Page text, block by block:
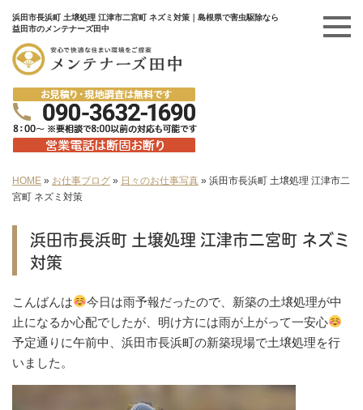
浜田市長浜町 土壌処理 江津市二宮町 ネズミ対策｜島根県で害虫駆除なら
益田市のメンテナーズ田中
HOME » お仕事ブログ » 日々のお仕事写真 » 浜田市長浜町 土壌処理 江津市二
宮町 ネズミ対策
浜田市長浜町 土壌処理 江津市二宮町 ネズミ
対策
こんばんは
今日は雨予報だったので、新築の土壌処理が中
止になるか心配でしたが、明け方には雨が上がって一安心
予定通りに午前中、浜田市長浜町の新築現場で土壌処理を行
いました。